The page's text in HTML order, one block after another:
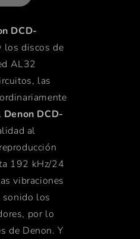
DCD-
los discos de
AL32
las
Denon DCD-
al
192 kHz/24
vibraciones
sonido los
por lo
de Denon. Y